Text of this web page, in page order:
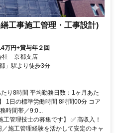
工事施工管理・工事設計)
万円+賞与年２回
社 京都支店
」駅より徒歩3分
り8時間 平均勤務日数：1ヶ月あた
1日の標準労働時間 8時間00分 コア
時間帯／9:0...
管理技士の募集です】 ✅ 高収入！
施工管理経験を活かして安定のキャ